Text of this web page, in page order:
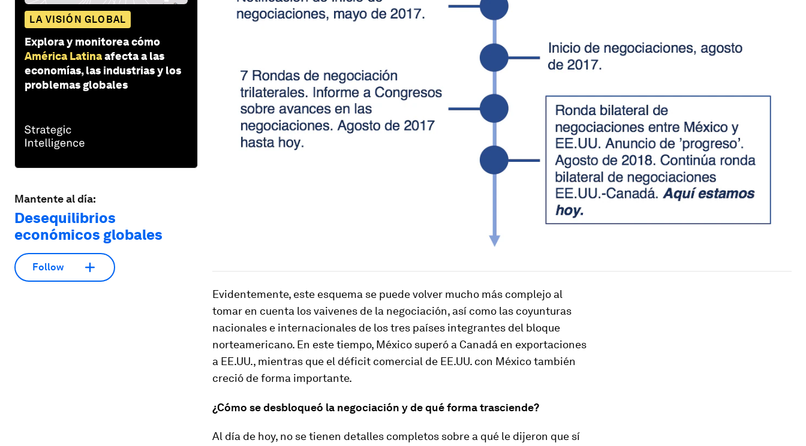
LA VISIÓN GLOBAL
Explora y monitorea cómo
América Latinaafecta a las
economías, las industrias y los
problemas globales
Mantente al día:
Desequilibrios
económicos globales
Follow
Evidentemente, este esquema se puede volver mucho más complejo al
tomar en cuenta los vaivenes de la negociación, así como las coyunturas
nacionales e internacionales de los tres países integrantes del bloque
norteamericano. En este tiempo, México superó a Canadá en exportaciones
a EE.UU., mientras que el déficit comercial de EE.UU. con México también
creció de forma importante.
¿Cómo se desbloqueó la negociación y de qué forma trasciende?
Al día de hoy, no se tienen detalles completos sobre a qué le dijeron que sí